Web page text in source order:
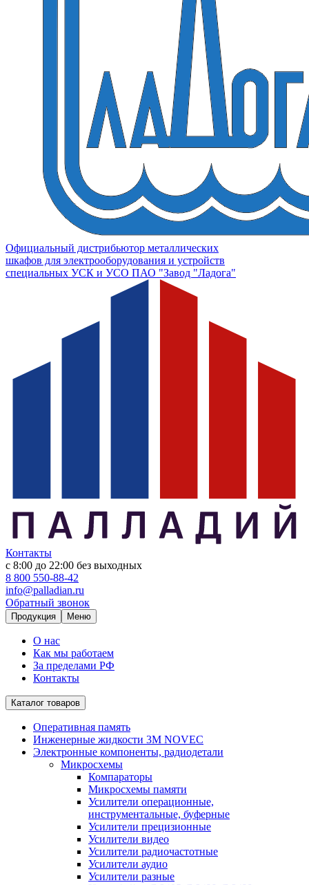
Официальный дистрибьютор металлических
шкафов для электрооборудования и устройств
специальных УСК и УСО ПАО "Завод "Ладога"
Контакты
с 8:00 до 22:00 без выходных
8 800 550-88-42
info@palladian.ru
Обратный звонок
Продукция Меню
О нас
Как мы работаем
За пределами РФ
Контакты
Каталог товаров
Оперативная память
Инженерные жидкости 3M NOVEC
Электронные компоненты, радиодетали
Микросхемы
Компараторы
Микросхемы памяти
Усилители операционные,
инструментальные, буферные
Усилители прецизионные
Усилители видео
Усилители радиочастотные
Усилители аудио
Усилители разные